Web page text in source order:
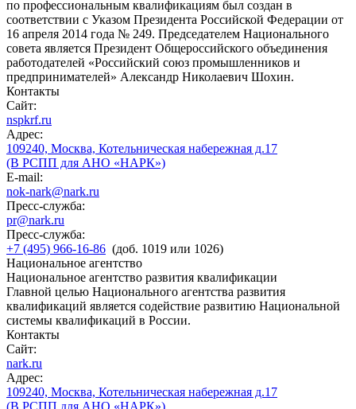
по профессиональным квалификациям был создан в
соответствии с Указом Президента Российской Федерации от
16 апреля 2014 года № 249. Председателем Национального
совета является Президент Общероссийского объединения
работодателей «Российский союз промышленников и
предпринимателей» Александр Николаевич Шохин.
Контакты
Сайт:
nspkrf.ru
Адрес:
109240, Москва, Котельническая набережная д.17
(В РСПП для АНО «НАРК»)
E-mail:
nok-nark@nark.ru
Пресс-служба:
pr@nark.ru
Пресс-служба:
+7 (495) 966-16-86 (доб. 1019 или 1026)
Национальное агентство
Национальное агентство развития квалификации
Главной целью Национального агентства развития
квалификаций является содействие развитию Национальной
системы квалификаций в России.
Контакты
Сайт:
nark.ru
Адрес:
109240, Москва, Котельническая набережная д.17
(В РСПП для АНО «НАРК»)